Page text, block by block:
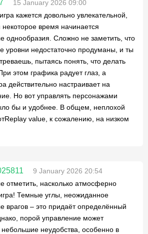
15 January 2026 09:00
кажется довольно увлекательной,
некоторое время начинается
однообразия. Сложно не заметить, что
уровни недостаточно продуманы, и ты
пытаясь понять, что делать
этом графика радует глаз, а
действительно настраивает на
Но вот управлять персонажами
бы и удобнее. В общем, неплохой
value, к сожалению, на низком
9 January 2026 20:54
отметить, насколько атмосферно
Темные углы, неожиданное
врагов – это придаёт определённый
порой управление может
небольшие неудобства, особенно в